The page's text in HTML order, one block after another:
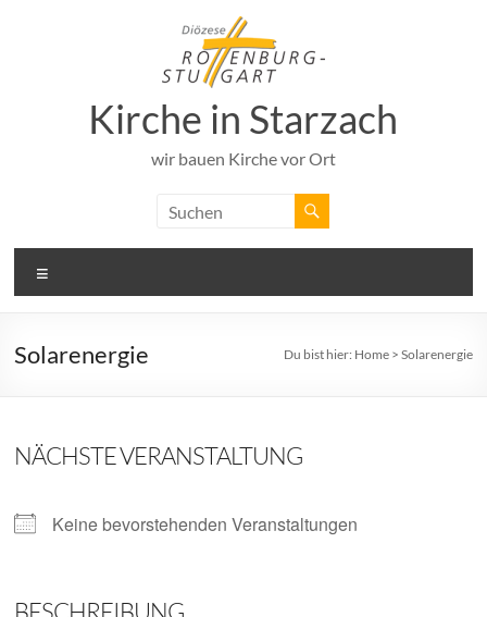
Kirche in Starzach
wir bauen Kirche vor Ort
Solarenergie Du bist hier: Home> Solarenergie
NÄCHSTE VERANSTALTUNG
Keine bevorstehenden Veranstaltungen
BESCHREIBUNG